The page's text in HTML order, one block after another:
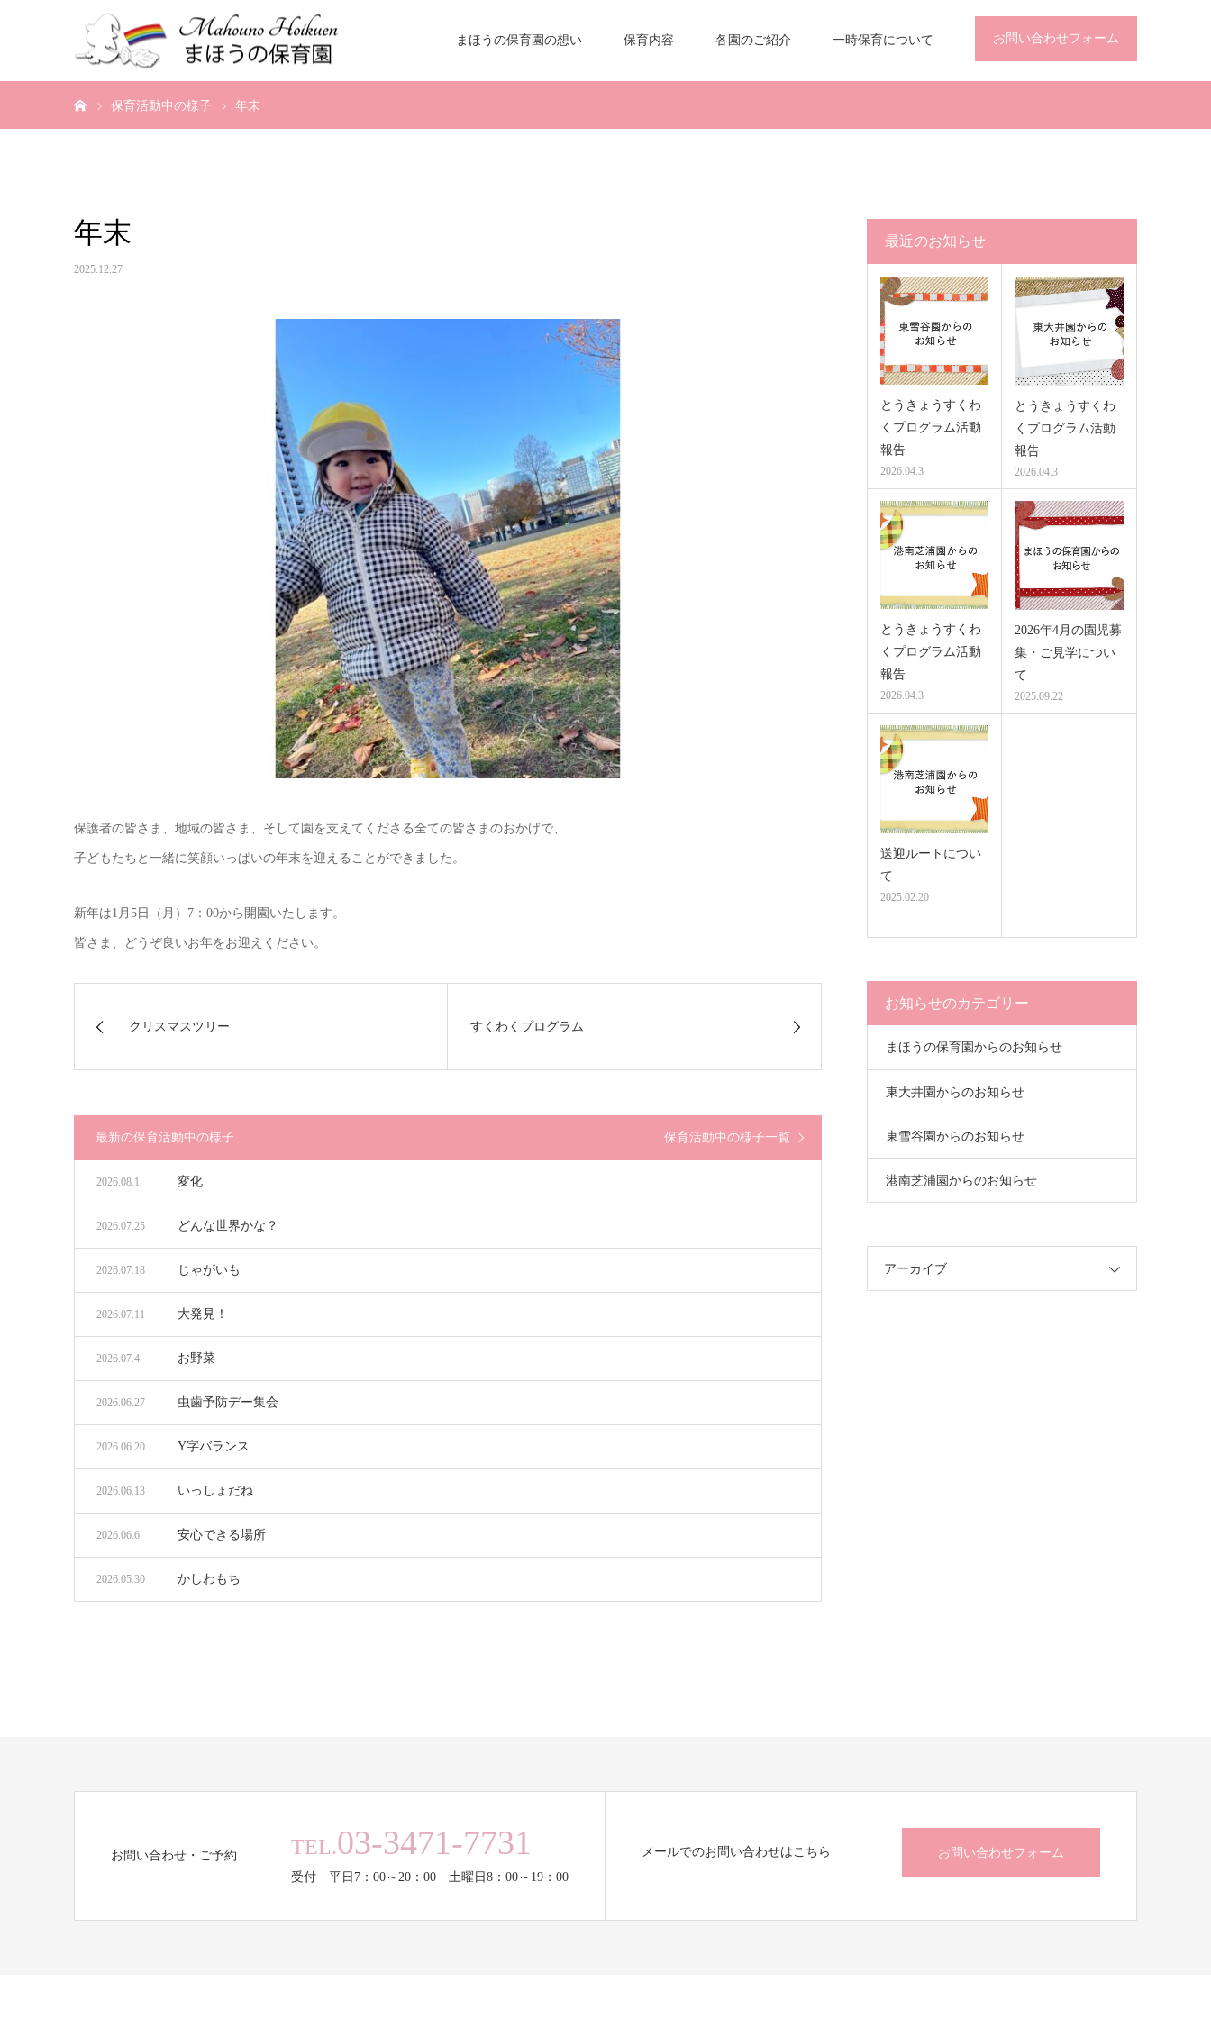
お問い合わせフォーム
まほうの保育園の想い 保育内容 各園のご紹介 一時保育について
保育活動中の様子 年末
年末
2025.12.27
保護者の皆さま、地域の皆さま、そして園を支えてくださる全ての皆さまのおかげで、
子どもたちと一緒に笑顔いっぱいの年末を迎えることができました。
新年は1月5日（月）7：00から開園いたします。
皆さま、どうぞ良いお年をお迎えください。
クリスマスツリー すくわくプログラム
最新の保育活動中の様子 保育活動中の様子一覧
変化
2026.08.1
どんな世界かな？
2026.07.25
じゃがいも
2026.07.18
大発見！
2026.07.11
お野菜
2026.07.4
虫歯予防デー集会
2026.06.27
Y字バランス
2026.06.20
いっしょだね
2026.06.13
安心できる場所
2026.06.6
かしわもち
2026.05.30
最近のお知らせ
とうきょうすくわ
くプログラム活動
報告
2026.04.3
とうきょうすくわ
くプログラム活動
報告
2026.04.3
とうきょうすくわ
くプログラム活動
報告
2026.04.3
2026年4月の園児募
集・ご見学につい
て
2025.09.22
送迎ルートについ
て
2025.02.20
お知らせのカテゴリー
まほうの保育園からのお知らせ
東大井園からのお知らせ
東雪谷園からのお知らせ
港南芝浦園からのお知らせ
アーカイブ
お問い合わせ・ご予約 TEL.03-3471-7731
受付 平日7：00～20：00 土曜日8：00～19：00
メールでのお問い合わせはこちら お問い合わせフォーム